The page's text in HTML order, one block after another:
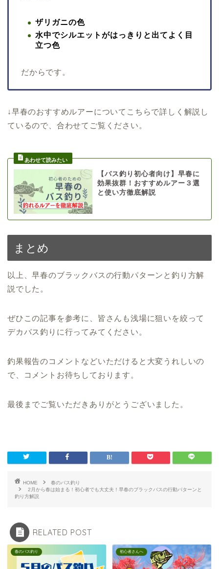
ザリガニの色
水中でシルエットがはっきりと出てよく目
立つ色
だからです。
↓早春のおすすめルアーについてこちらで詳しく解説し
ているので、合わせてご覧ください。
【バス釣り初心者向け】早春に
効果抜群！おすすめルアー３選
と使い方徹底解説
まとめ
以上、早春のブラックバスの行動パターンと釣り方解
説でした。
ぜひこの記事を参考に、皆さんも浅場に狙いを絞って
デカバス釣りに行ってみてください。
釣果報告のコメントなどいただけると大変うれしいの
で、コメントお待ちしております。
最後までご覧いただきありがとうございました。
HOME
春のバス釣り
2月から春は始まる！初心者でも大丈夫！早春のブラックバスの行動パターンと
釣り方解説
RELATED POST
春のバス釣り 初心者さんへ